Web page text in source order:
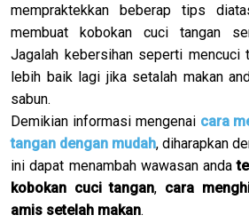
mempraktekkan beberap tips
membuat kobokan cuci tangan
Jagalah kebersihan seperti mencuci
lebih baik lagi jika setalah makan
sabun.
Demikian informasi mengenai cara
tangan dengan mudah, diharapkan
ini dapat menambah wawasan anda
kobokan cuci tangan, cara
amis setelah makan.